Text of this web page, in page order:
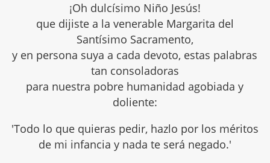
¡Oh dulcísimo Niño Jesús!
que dijiste a la venerable Margarita del
Santísimo Sacramento,
y en persona suya a cada devoto, estas palabras
tan consoladoras
para nuestra pobre humanidad agobiada y
doliente:
'Todo lo que quieras pedir, hazlo por los méritos
de mi infancia y nada te será negado.'